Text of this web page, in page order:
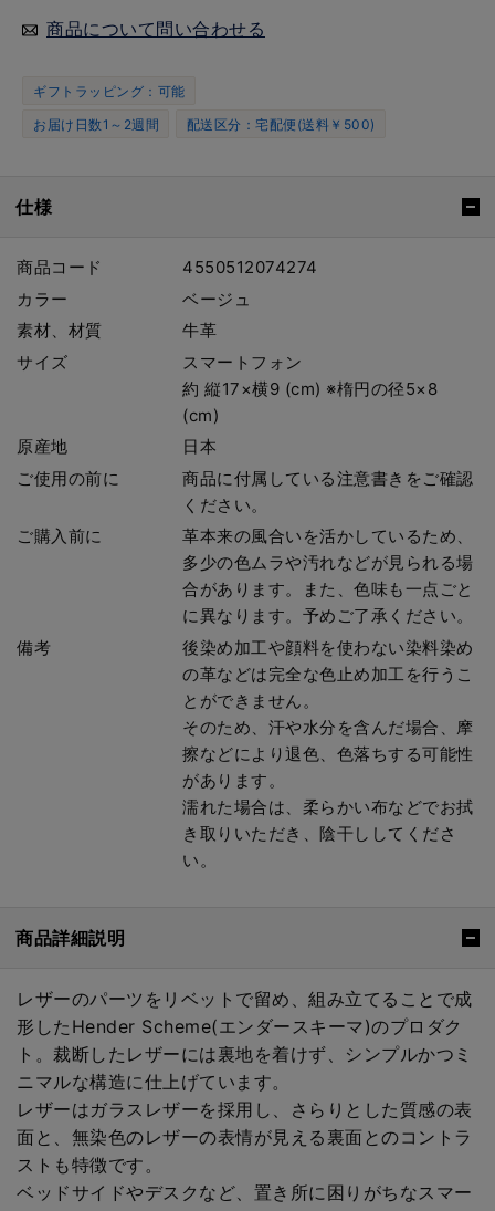
商品について問い合わせる
ギフトラッピング：可能
お届け日数1～2週間
配送区分：宅配便(送料￥500)
仕様
商品コード
4550512074274
カラー
ベージュ
素材、材質
牛革
サイズ
スマートフォン
約 縦17×横9 (cm) ※楕円の径5×8
(cm)
原産地
日本
ご使用の前に
商品に付属している注意書きをご確認
ください。
ご購入前に
革本来の風合いを活かしているため、
多少の色ムラや汚れなどが見られる場
合があります。また、色味も一点ごと
に異なります。予めご了承ください。
備考
後染め加工や顔料を使わない染料染め
の革などは完全な色止め加工を行うこ
とができません。
そのため、汗や水分を含んだ場合、摩
擦などにより退色、色落ちする可能性
があります。
濡れた場合は、柔らかい布などでお拭
き取りいただき、陰干ししてくださ
い。
商品詳細説明
レザーのパーツをリベットで留め、組み立てることで成
形したHender Scheme(エンダースキーマ)のプロダク
ト。裁断したレザーには裏地を着けず、シンプルかつミ
ニマルな構造に仕上げています。
レザーはガラスレザーを採用し、さらりとした質感の表
面と、無染色のレザーの表情が見える裏面とのコントラ
ストも特徴です。
ベッドサイドやデスクなど、置き所に困りがちなスマー